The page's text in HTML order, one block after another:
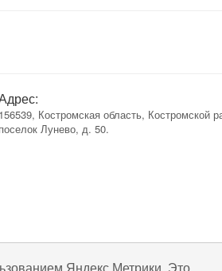
156539, Костромская область, Костромской
поселок Лунево, д. 50.